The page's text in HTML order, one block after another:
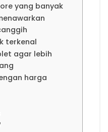
yang banyak
terkenal
agar lebih
harga